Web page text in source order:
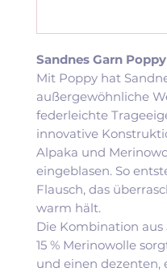
Sandnes Garn
Mit Poppy hat
außergewöhnliche
federleichte
innovative
Alpaka und
eingeblasen. So
Flausch, das
warm hält.
Die Kombination aus
15 % Merinowolle
und einen dezenten,